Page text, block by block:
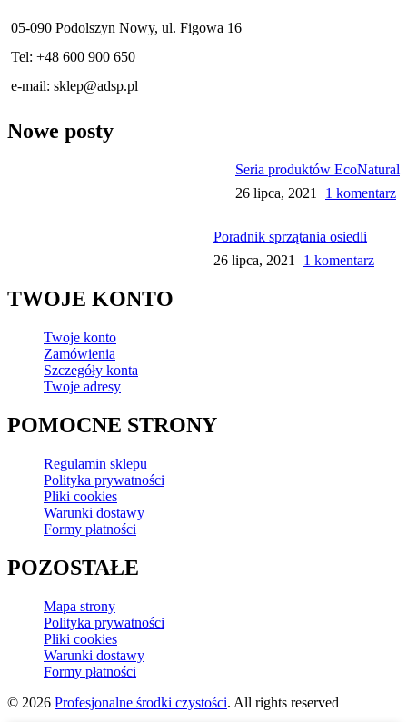
05-090 Podolszyn Nowy, ul. Figowa 16
Tel: +48 600 900 650
e-mail: sklep@adsp.pl
Nowe posty
Seria produktów EcoNatural
26 lipca, 2021
1 komentarz
Poradnik sprzątania osiedli
26 lipca, 2021
1 komentarz
TWOJE KONTO
Twoje konto
Zamówienia
Szczegóły konta
Twoje adresy
POMOCNE STRONY
Regulamin sklepu
Polityka prywatności
Pliki cookies
Warunki dostawy
Formy płatności
POZOSTAŁE
Mapa strony
Polityka prywatności
Pliki cookies
Warunki dostawy
Formy płatności
© 2026 Profesjonalne środki czystości. All rights reserved